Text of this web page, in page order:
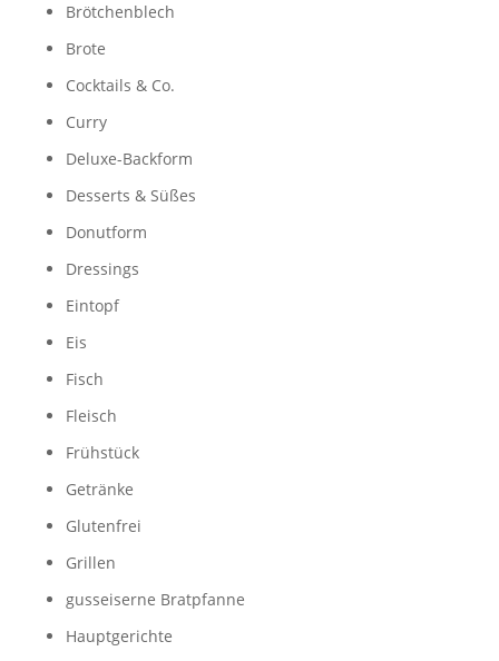
Brötchenblech
Brote
Cocktails & Co.
Curry
Deluxe-Backform
Desserts & Süßes
Donutform
Dressings
Eintopf
Eis
Fisch
Fleisch
Frühstück
Getränke
Glutenfrei
Grillen
gusseiserne Bratpfanne
Hauptgerichte